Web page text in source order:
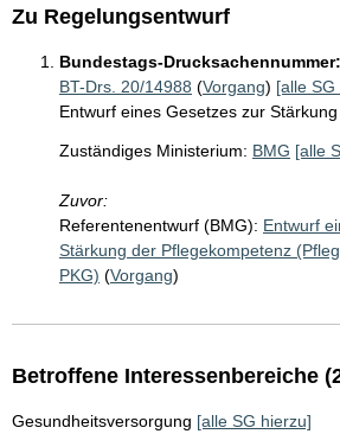
Zu Regelungsentwurf
Bundestags-Drucksachennummer:
BT-Drs. 20/14988 (Vorgang) [alle SG
Entwurf eines Gesetzes zur
Zuständiges Ministerium: BMG [alle
Zuvor:
Referentenentwurf (BMG): Entwurf
Stärkung der Pflegekompetenz
PKG) (Vorgang)
Betroffene Interessenbereiche
Gesundheitsversorgung [alle SG hierzu]